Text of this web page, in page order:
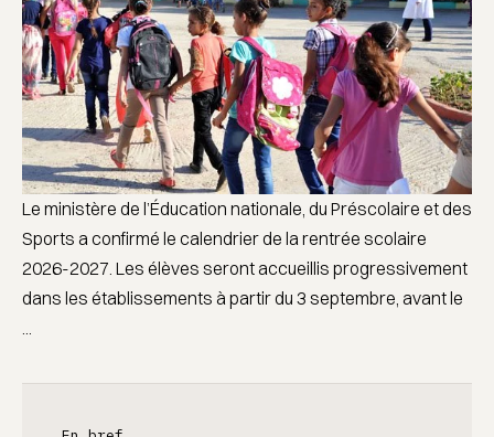
Le ministère de l’Éducation nationale, du Préscolaire et des
Sports a confirmé le calendrier de la rentrée scolaire
2026-2027. Les élèves seront accueillis progressivement
dans les établissements à partir du 3 septembre, avant le